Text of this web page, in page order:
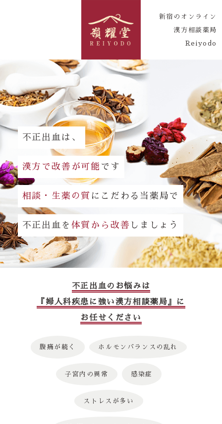
新宿のオンライン
漢方相談薬局
Reiyodo
不正出血は、
漢方で改善が可能 です
相談・生薬の質 にこだわる当薬局で
不正出血を 体質から改善 しましょう
不正出血のお悩みは
『婦人科疾患に強い漢方相談薬局』に
お任せください
腹痛が続く ホルモンバランスの乱れ
子宮内の異常 感染症
ストレスが多い